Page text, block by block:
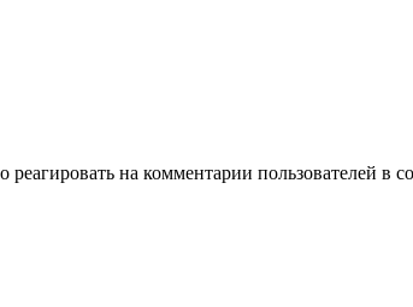
на комментарии пользователей в